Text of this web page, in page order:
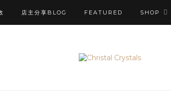
店主分享BLOG FEATURED SHOP